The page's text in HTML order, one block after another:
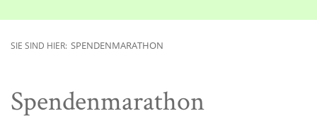
SIE SIND HIER: SPENDENMARATHON
Spendenmarathon